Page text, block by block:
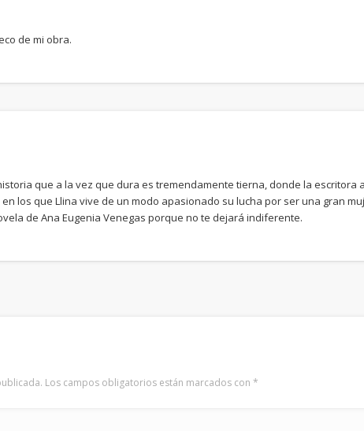
de mi obra.
que a la vez que dura es tremendamente tierna, donde la escritora
los que Llina vive de un modo apasionado su lucha por ser una gran
de Ana Eugenia Venegas porque no te dejará indiferente.
Los campos obligatorios están marcados con *